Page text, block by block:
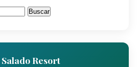
Salado Resort